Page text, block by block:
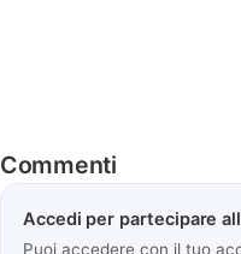
Commenti
Accedi per partecipare
Puoi accedere con il tuo